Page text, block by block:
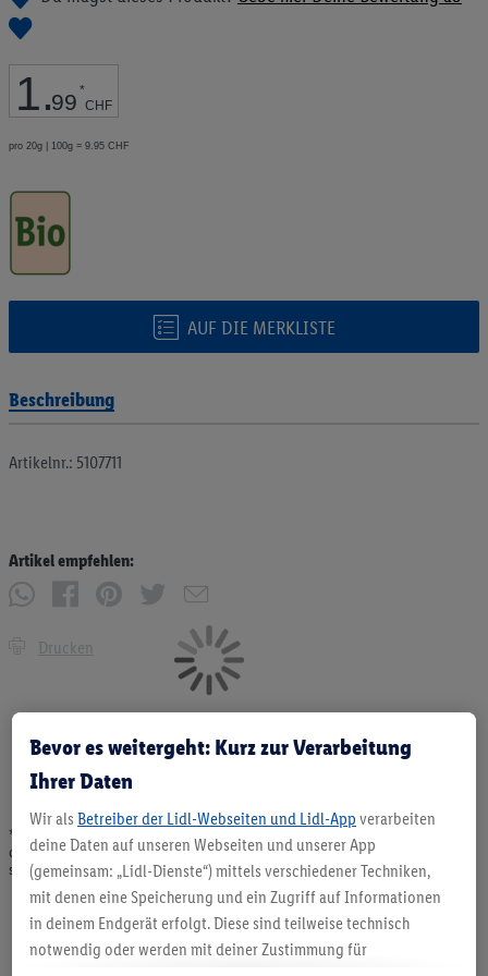
1.99 *
CHF
pro 20g | 100g = 9.95 CHF
AUF DIE MERKLISTE
Bildgalerie
springen
Beschreibung
Artikelnr.: 5107711
Artikel empfehlen:
Drucken
* Angebote solange Vorrat. Abgabe nur in haushaltsüblichen Mengen. Verkauf
ohne Dekoration. Die hier beworbenen Produkte, vor allem NonFood-Produkte,
sind nicht alle dauerhaft im Sortiment. Abbildungen ähnlich.
Bevor es weitergeht: Kurz zur Verarbeitung
Ihrer Daten
Wir als Betreiber der Lidl-Webseiten und Lidl-App verarbeiten
deine Daten auf unseren Webseiten und unserer App
(gemeinsam: „Lidl-Dienste“) mittels verschiedener Techniken,
mit denen eine Speicherung und ein Zugriff auf Informationen
in deinem Endgerät erfolgt. Diese sind teilweise technisch
notwendig oder werden mit deiner Zustimmung für